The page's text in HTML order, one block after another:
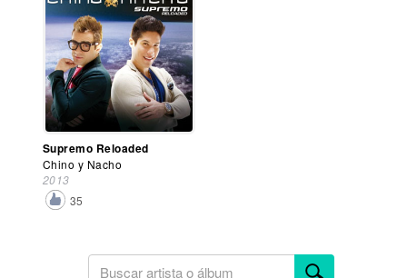
Supremo Reloaded
Chino y Nacho
2013
35